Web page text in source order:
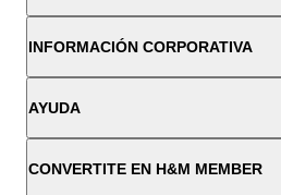
INFORMACIÓN CORPORATIVA
AYUDA
CONVERTITE EN H&M MEMBER